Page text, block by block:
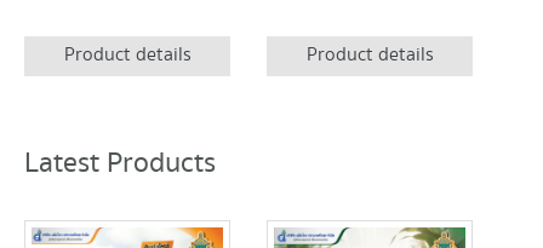
Product details Product details
Latest Products